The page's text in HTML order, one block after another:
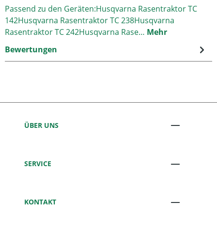
Passend zu den Geräten:Husqvarna Rasentraktor TC
142Husqvarna Rasentraktor TC 238Husqvarna
Rasentraktor TC 242Husqvarna Rase… Mehr
Bewertungen
ÜBER UNS
SERVICE
KONTAKT